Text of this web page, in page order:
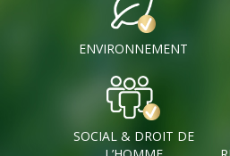
ENVIRONNEMENT
SOCIAL & DROIT DE